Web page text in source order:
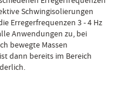
Schwingisolierungen
Erregerfrequenzen 3 - 4 Hz
Anwendungen zu, bei
bewegte Massen
dann bereits im Bereich